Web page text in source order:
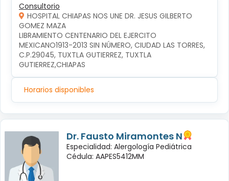
Consultorio
HOSPITAL CHIAPAS NOS UNE DR. JESUS GILBERTO
GOMEZ MAZA
LIBRAMIENTO CENTENARIO DEL EJERCITO
MEXICANO1913-2013 SIN NÚMERO, CIUDAD LAS TORRES,
C.P.29045, TUXTLA GUTIERREZ, TUXTLA
GUTIERREZ,CHIAPAS
Horarios disponibles
Dr. Fausto Miramontes N
Especialidad: Alergología Pediátrica
Cédula: AAPES5412MM